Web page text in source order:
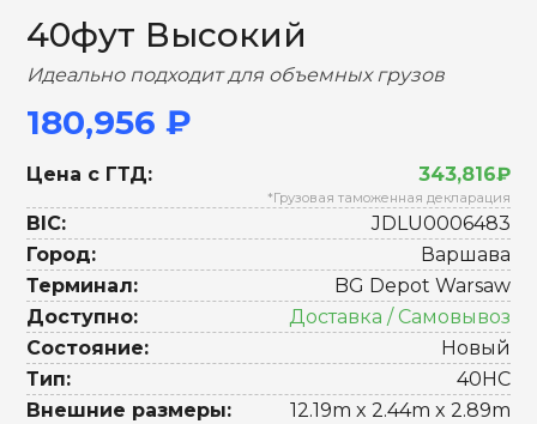
40фут Высокий
Идеально подходит для объемных грузов
180,956 ₽
Цена с ГТД: 343,816₽
*Грузовая таможенная декларация
BIC:
JDLU0006483
Город:
Варшава
Терминал:
BG Depot Warsaw
Доступно:
Доставка / Самовывоз
Состояние:
Новый
Тип:
40HC
Внешние размеры:
12.19m x 2.44m x 2.89m